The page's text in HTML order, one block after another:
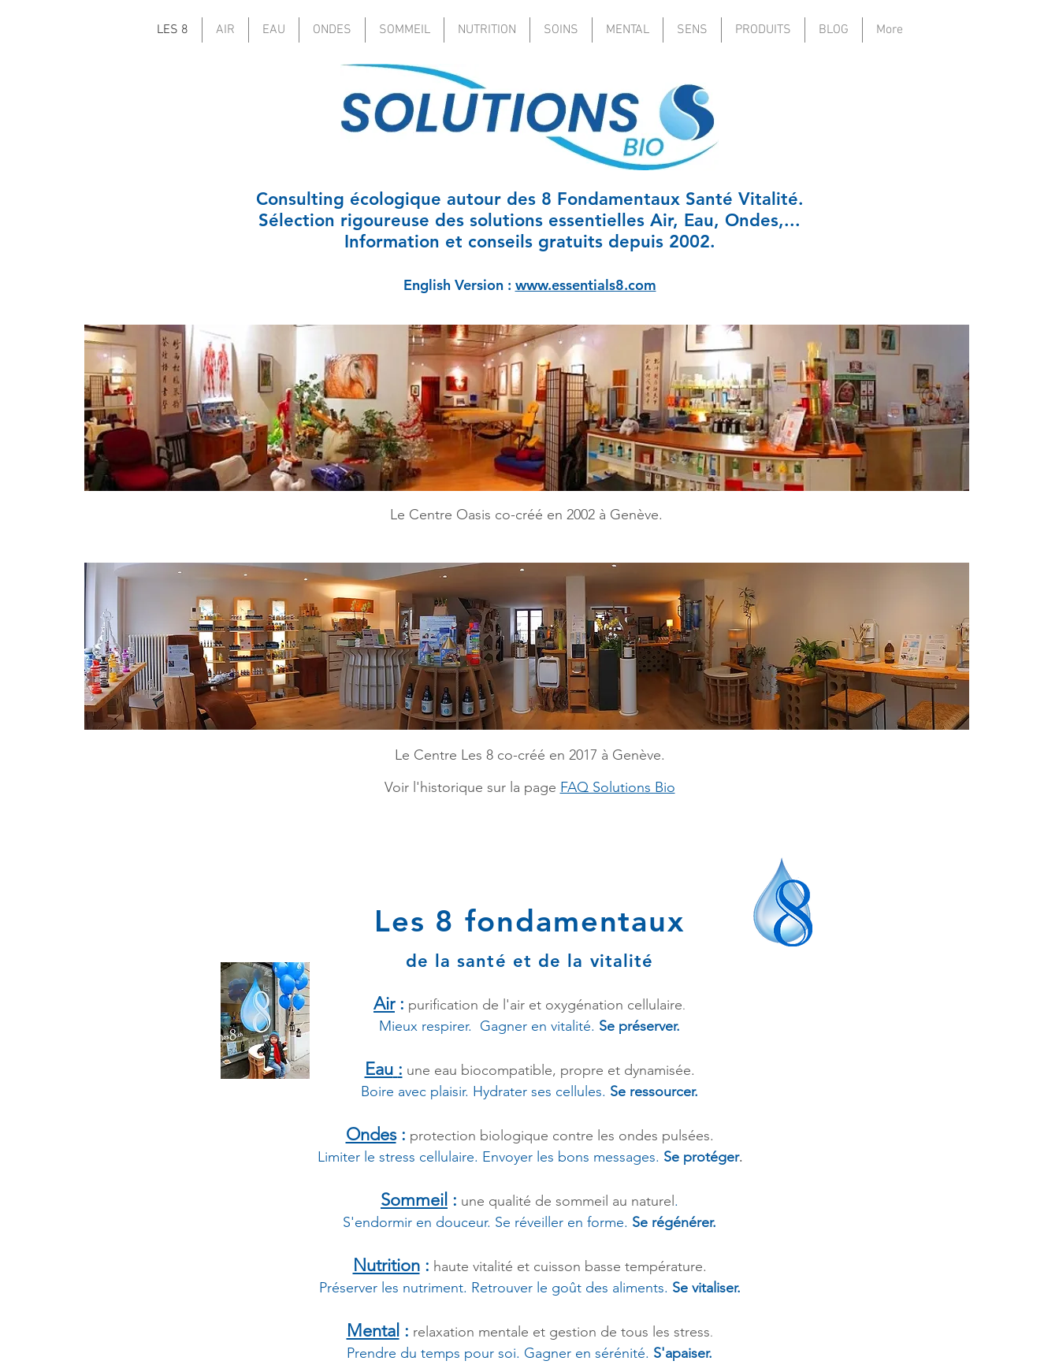
LES 8 AIR EAU ONDES SOMMEIL NUTRITION SOINS MENTAL SENS PRODUITS BLOG More
Consulting écologique autour des 8 Fondamentaux Santé Vitalité.
Sélection rigoureuse des solutions essentielles Air, Eau, Ondes,...
Information et conseils gratuits depuis 2002.
English Version : www.essentials8.com
Le Centre Oasis co-créé en 2002 à Genève.
Le Centre Les 8 co-créé en 2017 à Genève.
Voir l'historique sur la page FAQ Solutions Bio
Les 8 fondamentaux
Air: purification de l'air et oxygénation cellulaire.
Mieux respirer. Gagner en vitalité. Se préserver.
Eau : une eau biocompatible, propre et dynamisée.
Boire avec plaisir. Hydrater ses cellules. Se ressourcer.
Ondes : protection biologique contre les ondes pulsées.
Limiter le stress cellulaire. Envoyer les bons messages. Se protéger.
Sommeil : une qualité de sommeil au naturel .
S'endormir en douceur. Se réveiller en forme. Se régénérer.
Nutrition: haute vitalité et cuisson basse température.
Préserver les nutriment. Retrouver le goût des aliments. Se vitaliser.
Mental : relaxation mental e et gestion de tous les stress.
Prendre du temps pour soi. Gagner en sérénité. S'apaiser.
de la santé et de la vitalité